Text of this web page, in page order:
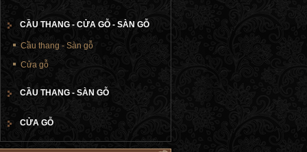
CẦU THANG - CỬA GỖ - SÀN GỖ
Cầu thang - Sàn gỗ
Cửa gỗ
CẦU THANG - SÀN GỖ
CỬA GỖ